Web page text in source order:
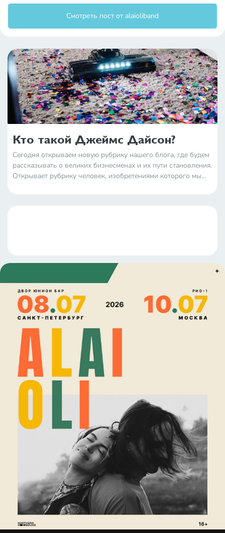
Смотреть пост от alaioliband
Кто такой Джеймс Дайсон?
Сегодня открываем новую рубрику нашего блога, где будем
рассказывать о великих бизнесменах и их пути становления.
Открывает рубрику человек, изобретениями которого мы